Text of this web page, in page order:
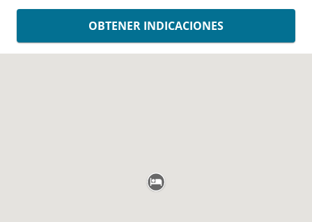
OBTENER INDICACIONES